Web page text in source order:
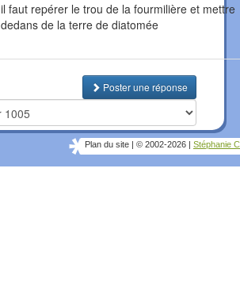
il faut repérer le trou de la fourmilière et mettre
dedans de la terre de diatomée
Poster une réponse
Plan du site © 2002-2026 Stéphanie C